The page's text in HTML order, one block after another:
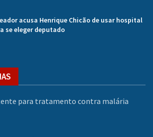
acusa Henrique Chicão de usar hospital
se eleger deputado
para tratamento contra malária